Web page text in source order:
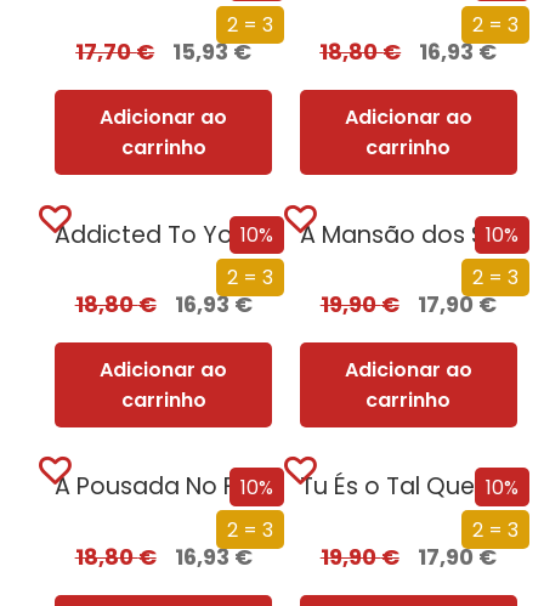
2 = 3
17,70€ 15,93€
Adicionar ao
carrinho
2 = 3
18,80€ 16,93€
Adicionar ao
carrinho
10%
2 = 3
Addicted To You – És o Meu Vício
18,80€ 16,93€
Adicionar ao
carrinho
10%
2 = 3
A Mansão dos Segredos
19,90€ 17,90€
Adicionar ao
carrinho
10%
2 = 3
A Pousada No Fim Do Rio (Nova Edição)
18,80€ 16,93€
10%
2 = 3
Tu És o Tal Que Eu Não Quero
19,90€ 17,90€